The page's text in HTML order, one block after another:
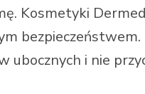
Kosmetyki
i nie